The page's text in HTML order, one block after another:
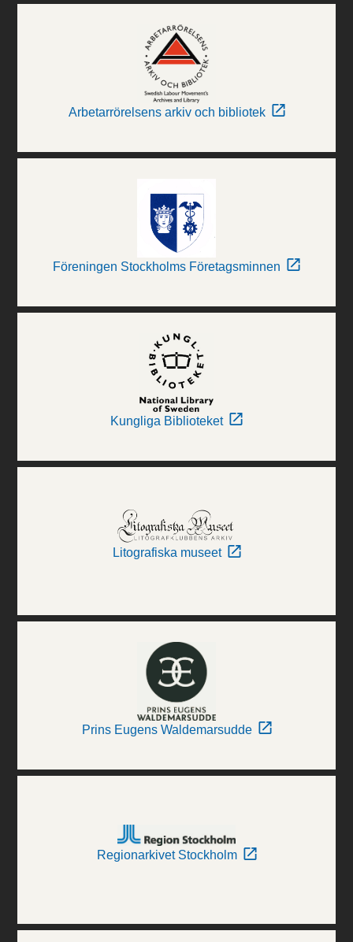
Arbetarrörelsens arkiv och bibliotek
Föreningen Stockholms Företagsminnen
Kungliga Biblioteket
Litografiska museet
Prins Eugens Waldemarsudde
Regionarkivet Stockholm